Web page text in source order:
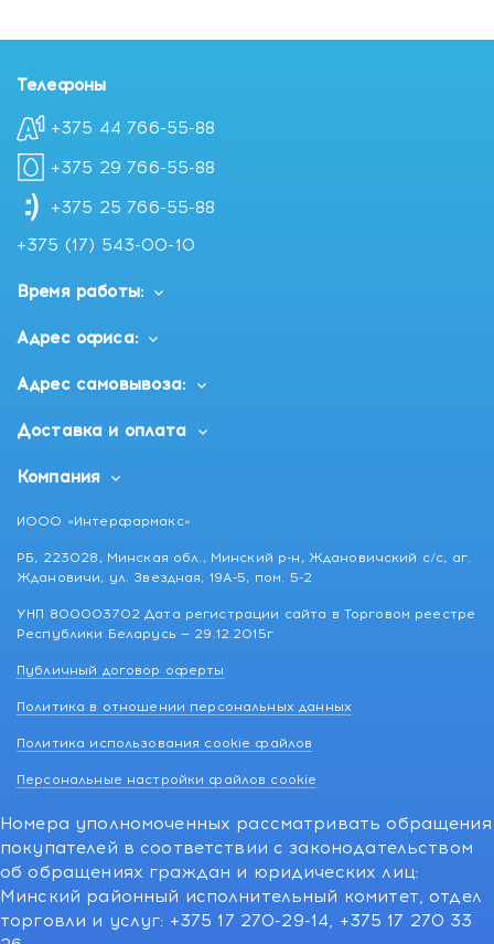
Телефоны
+375 44 766-55-88
+375 29 766-55-88
+375 25 766-55-88
+375 (17) 543-00-10
Время работы:
Адрес офиса:
Адрес самовывоза:
Доставка и оплата
Компания
ИООО «Интерфармакс»
РБ, 223028, Минская обл., Минский р-н, Ждановичский с/с, аг.
Ждановичи, ул. Звездная, 19А-5, пом. 5-2
УНП 800003702 Дата регистрации сайта в Торговом реестре
Республики Беларусь — 29.12.2015г
Публичный договор оферты
Политика в отношении персональных данных
Политика использования cookie файлов
Персональные настройки файлов cookie
Номера уполномоченных рассматривать обращения
покупателей в соответствии с законодательством
об обращениях граждан и юридических лиц:
Минский районный исполнительный комитет, отдел
торговли и услуг: +375 17 270-29-14, +375 17 270 33